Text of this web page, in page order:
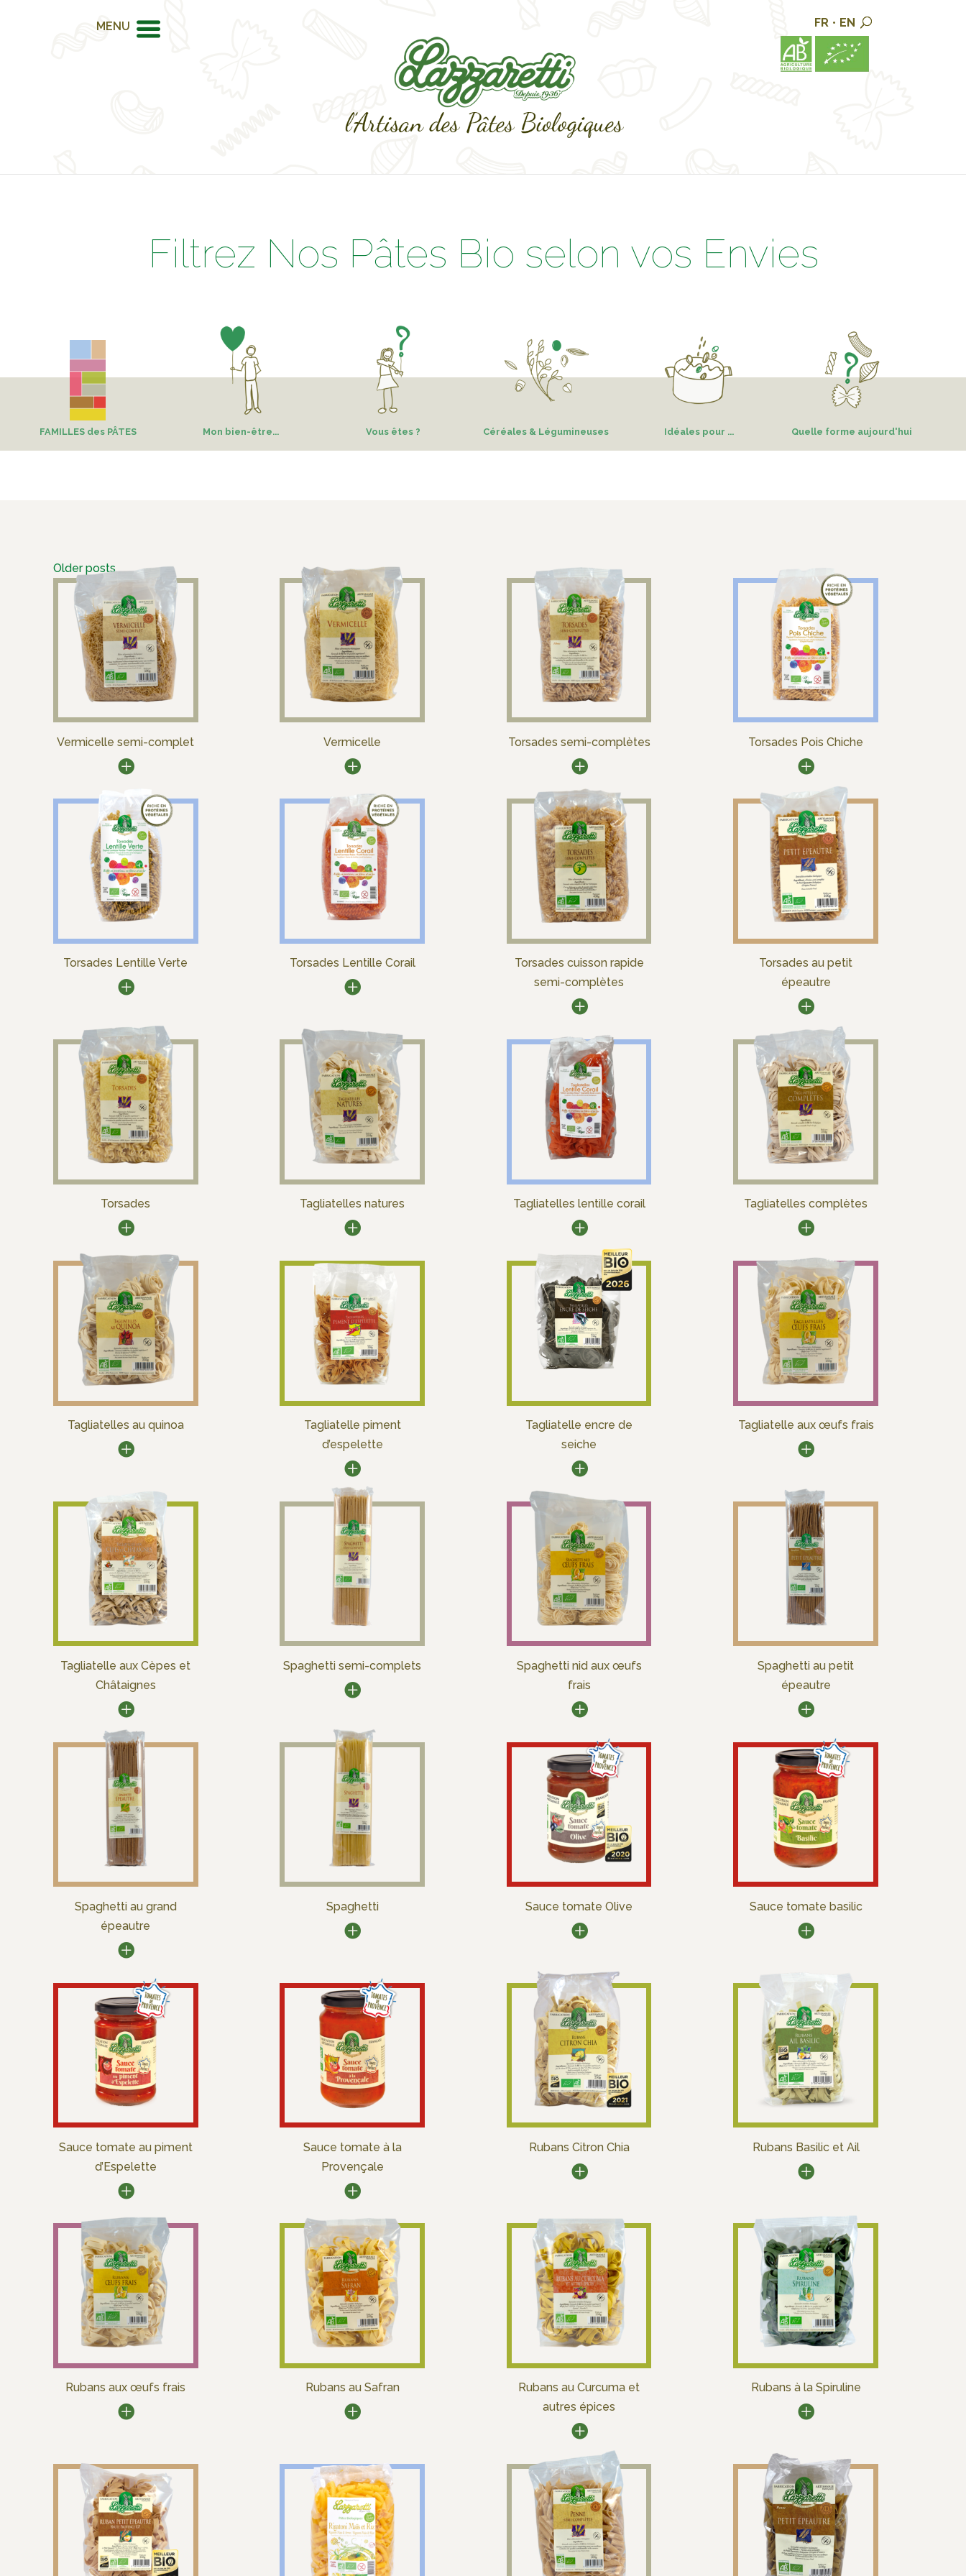
MENU FR • EN
Filtrez Nos Pâtes Bio selon vos Envies
FAMILLES des PÂTES Mon bien-être... Vous êtes ? Céréales & Légumineuses Idéales pour ... Quelle forme aujourd'hui
Older posts
Vermicelle semi-complet Vermicelle Torsades semi-complètes Torsades Pois Chiche
Torsades Lentille Verte Torsades Lentille Corail
Torsades cuisson rapide
semi-complètes
Torsades au petit
épeautre
Torsades Tagliatelles natures Tagliatelles lentille corail Tagliatelles complètes
Tagliatelles au quinoa
Tagliatelle piment
d’espelette
Tagliatelle encre de
seiche
Tagliatelle aux œufs frais
Tagliatelle aux Cèpes et
Châtaignes
Spaghetti semi-complets
Spaghetti nid aux œufs
frais
Spaghetti au petit
épeautre
Spaghetti au grand
épeautre
Spaghetti Sauce tomate Olive Sauce tomate basilic
Sauce tomate au piment
d’Espelette
Sauce tomate à la
Provençale
Rubans Citron Chia Rubans Basilic et Ail
Rubans aux œufs frais Rubans au Safran
Rubans au Curcuma et
autres épices
Rubans à la Spiruline